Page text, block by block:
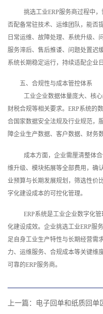
挑选工业ERP服务商过程中
否配备常驻技术、运维团队，能否
日常运维、故障处理、系统升级、
服务滞后、售后推诿、问题处置迟
系统长期稳定运行，持续适配企业
五、合规性与成本管控体系
工业企业数据体量庞大、核
财税合规等相关要求。ERP系统的
合国家数据安全法规及行业规范，
障企业生产数据、客户数据、财务
成本方面，企业需厘清整体
维升级、模块拓展等全部费用，确
业预算与长期发展规划，筛选性价
字化建设成本的可控化管理。
ERP系统是工业企业数字化
化建设成效。企业挑选工业ERP服
足自身工业生产特性与长期经营需
力、运维服务、合规成本等关键维
可靠的ERP服务商。
上一篇： 电子回单和纸质回单